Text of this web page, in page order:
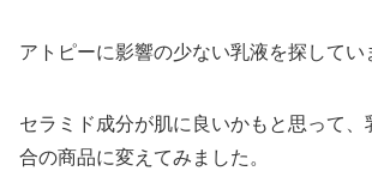
アトピーに影響の少ない乳液を探してい
セラミド成分が肌に良いかもと思って、
合の商品に変えてみました。